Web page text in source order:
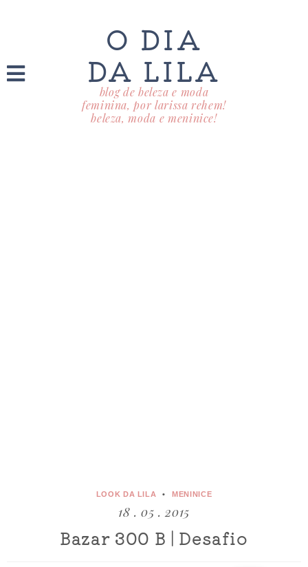
O DIA
DA LILA
blog de beleza e moda
feminina, por larissa rehem!
beleza, moda e meninice!
LOOK DA LILA MENINICE
18 . 05 . 2015
Bazar 300 B | Desafio